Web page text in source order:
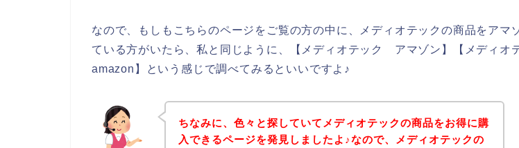
なので、もしもこちらのページをご覧の方の中に、メディオテックの商品をアマ
ている方がいたら、私と同じように、【メディオテック アマゾン】【メディオ
amazon】という感じで調べてみるといいですよ♪
ちなみに、色々と探していてメディオテックの商品をお得に購
入できるページを発見しましたよ♪なので、メディオテックの